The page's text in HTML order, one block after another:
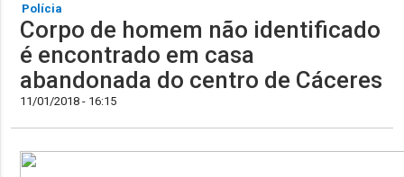
Polícia
Corpo de homem não identificado
é encontrado em casa
abandonada do centro de Cáceres
11/01/2018 - 16:15